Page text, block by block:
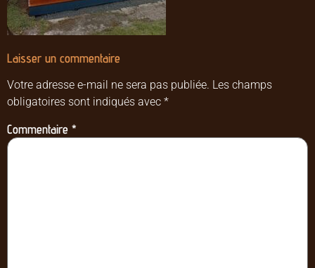
Laisser un commentaire
Votre adresse e-mail ne sera pas publiée. Les champs
obligatoires sont indiqués avec *
Commentaire *